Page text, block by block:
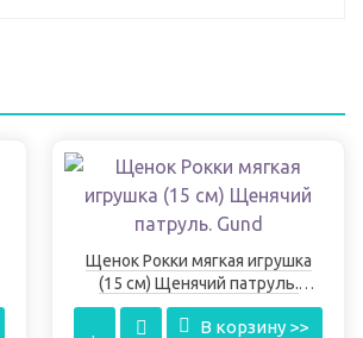
Щенок Рокки мягкая игрушка
(15 см) Щенячий патруль.
Gund
В корзину >>